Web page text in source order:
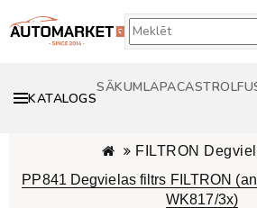
KATALOGS
SĀKUMLAPACASTROL
FILTRON
PP841 Degvielas filtrs FILTRON
WK817/3x)